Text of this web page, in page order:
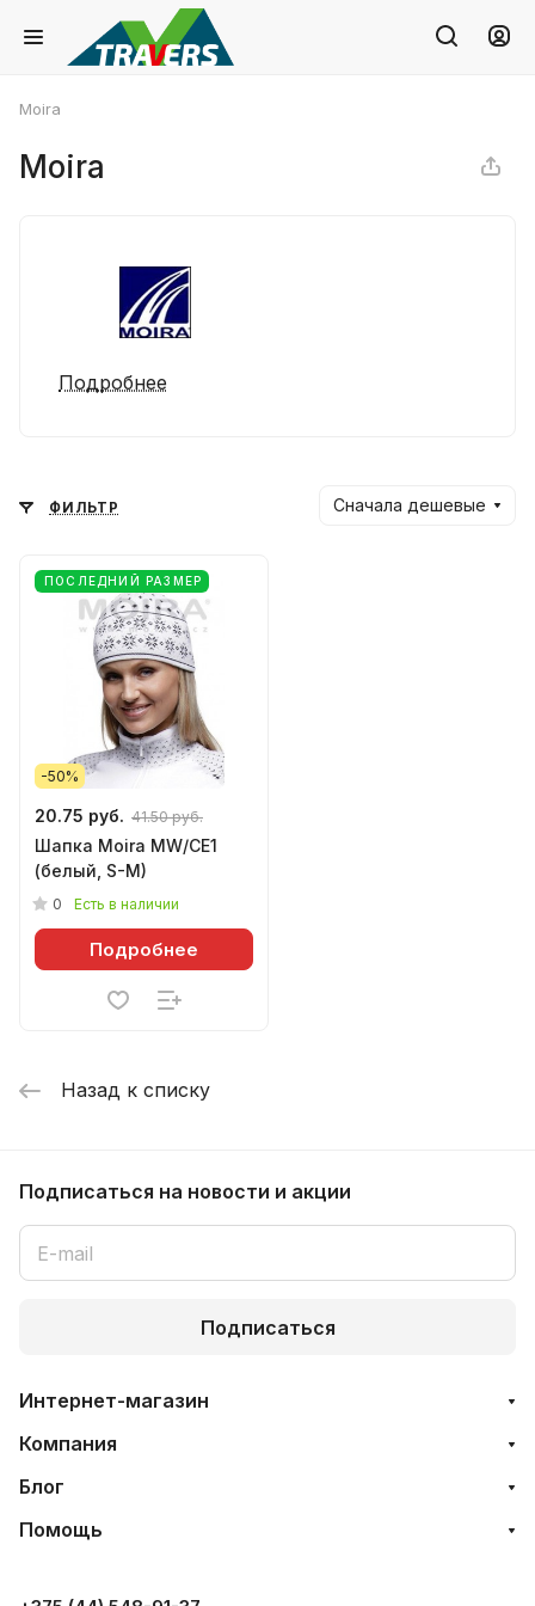
Moira
Moira
Подробнее
ФИЛЬТР Сначала дешевые
ПОСЛЕДНИЙ РАЗМЕР
-50%
20.75 руб. 41.50 руб.
Шапка Moira MW/CE1
(белый, S-M)
0 Есть в наличии
Подробнее
Назад к списку
Подписаться на новости и акции
Подписаться
Интернет-магазин
Компания
Блог
Помощь